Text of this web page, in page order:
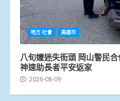
地方.社會 高雄市
八旬嬤迷失街頭 岡山警民合
神速助長者平安返家
2026-08-09